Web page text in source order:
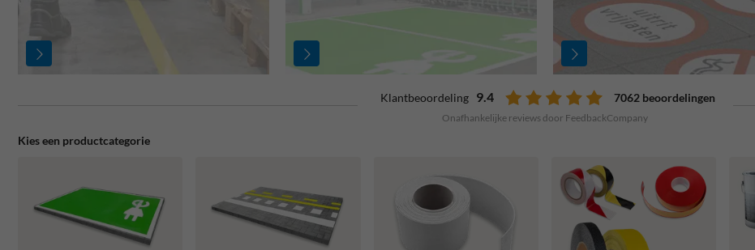
Klantbeoordeling 9.4 7062 beoordelingen
Onafhankelijke reviews door FeedbackCompany
Kies een productcategorie